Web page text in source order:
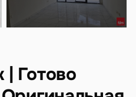
Готово